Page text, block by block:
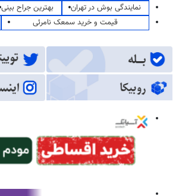
نمایندگی بوش در تهران
بهترین جراح بینی
قیمت و خرید سمعک نامرئی